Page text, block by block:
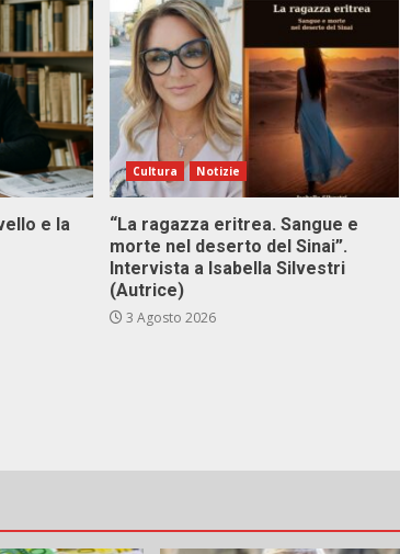
e la
Cultura Notizie
“La ragazza eritrea. Sangue e
morte nel deserto del Sinai”.
Intervista a Isabella Silvestri
(Autrice)
3 Agosto 2026